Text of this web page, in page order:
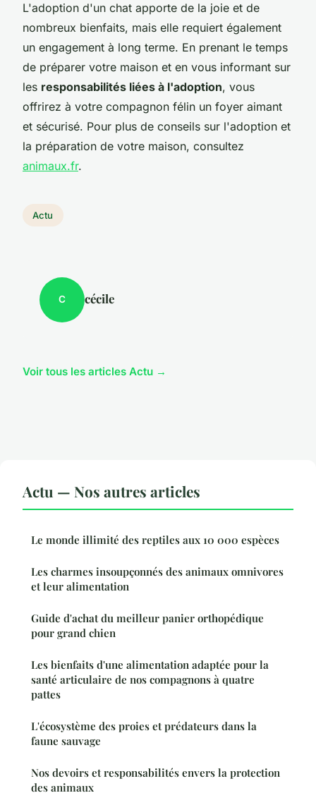
L'adoption d'un chat apporte de la joie et de
nombreux bienfaits, mais elle requiert également
un engagement à long terme. En prenant le temps
de préparer votre maison et en vous informant sur
les responsabilités liées à l'adoption, vous
offrirez à votre compagnon félin un foyer aimant
et sécurisé. Pour plus de conseils sur l'adoption et
la préparation de votre maison, consultez
animaux.fr.
Actu
C cécile
Voir tous les articles Actu →
Actu — Nos autres articles
Le monde illimité des reptiles aux 10 000 espèces
Les charmes insoupçonnés des animaux omnivores
et leur alimentation
Guide d'achat du meilleur panier orthopédique
pour grand chien
Les bienfaits d'une alimentation adaptée pour la
santé articulaire de nos compagnons à quatre
pattes
L'écosystème des proies et prédateurs dans la
faune sauvage
Nos devoirs et responsabilités envers la protection
des animaux